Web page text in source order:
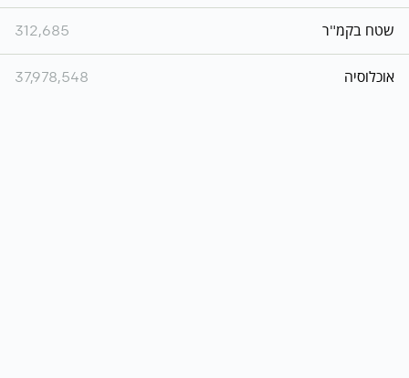
שטח בקמ"ר 312,685
אוכלוסיה 37,978,548